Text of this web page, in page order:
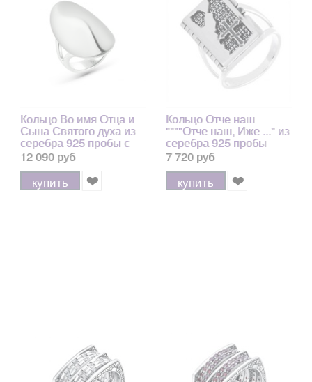
Кольцо Во имя Отца и
Сына Святого духа из
серебра 925 пробы с
позолотой 999
12 090 руб
купить
Кольцо Отче наш
""""Отче наш, Иже ..." из
серебра 925 пробы
7 720 руб
купить